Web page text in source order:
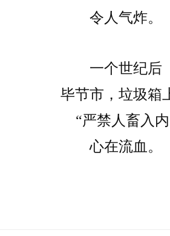
令人气炸。
一个世纪后
毕节市，垃圾箱
“严禁人畜入
心在流血。